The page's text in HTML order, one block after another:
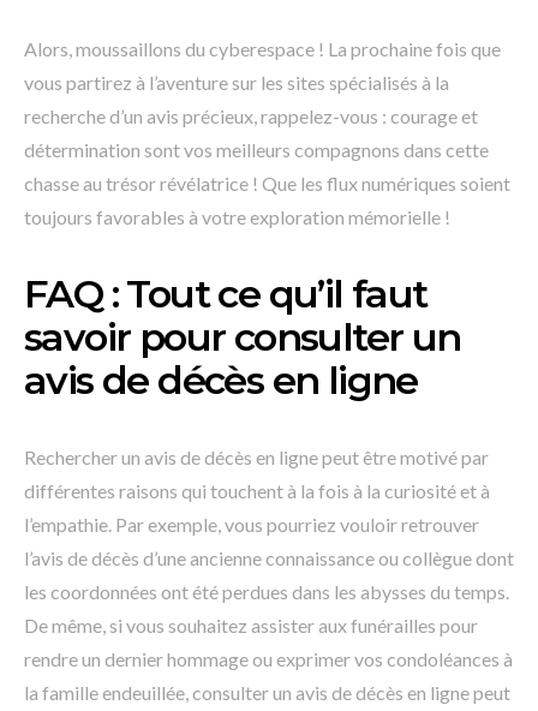
Alors, moussaillons du cyberespace ! La prochaine fois que
vous partirez à l’aventure sur les sites spécialisés à la
recherche d’un avis précieux, rappelez-vous : courage et
détermination sont vos meilleurs compagnons dans cette
chasse au trésor révélatrice ! Que les flux numériques soient
toujours favorables à votre exploration mémorielle !
FAQ : Tout ce qu’il faut
savoir pour consulter un
avis de décès en ligne
Rechercher un avis de décès en ligne peut être motivé par
différentes raisons qui touchent à la fois à la curiosité et à
l’empathie. Par exemple, vous pourriez vouloir retrouver
l’avis de décès d’une ancienne connaissance ou collègue dont
les coordonnées ont été perdues dans les abysses du temps.
De même, si vous souhaitez assister aux funérailles pour
rendre un dernier hommage ou exprimer vos condoléances à
la famille endeuillée, consulter un avis de décès en ligne peut